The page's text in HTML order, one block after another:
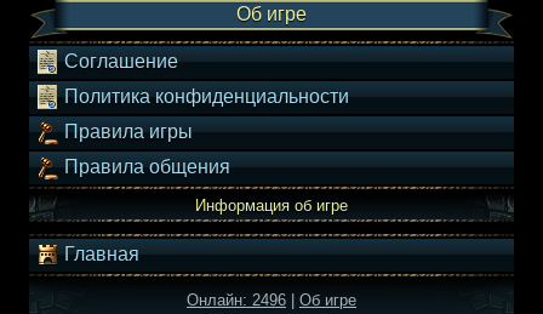
Об игре
Соглашение
Политика конфиденциальности
Правила игры
Правила общения
Информация об игре
Главная
Онлайн: 2496
Об игре